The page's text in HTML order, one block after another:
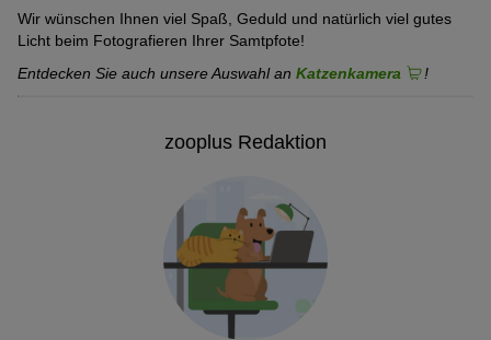
Wir wünschen Ihnen viel Spaß, Geduld und natürlich viel gutes
Licht beim Fotografieren Ihrer Samtpfote!
Entdecken Sie auch unsere Auswahl an Katzenkamera !
zooplus Redaktion